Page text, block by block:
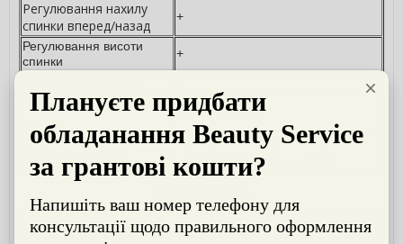
Регулювання нахилу
спинки вперед/назад
+
Регулювання висоти
спинки
+
Механізм регулювання
висоти:
Пневматичний
Основа стільчика:
Металева п'ятипроменева база
на поліуретанових колесах
Матеріал оббивки:
PVC 1,1 мм - полівінілхлорид